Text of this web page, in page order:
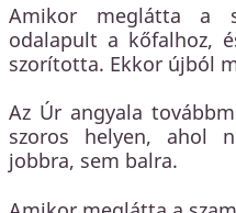
Amikor meglátta a
odalapult a kőfalhoz,
szorította. Ekkor újból
Az Úr angyala
szoros helyen, ahol
jobbra, sem balra.